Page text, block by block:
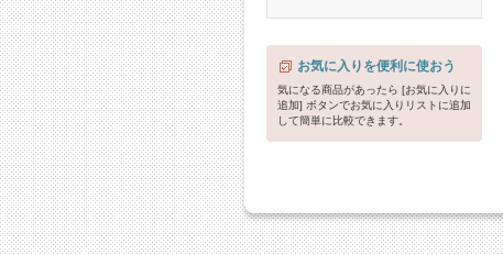
お気に入りを便利に使おう
気になる商品があったら [お気に入りに
追加] ボタンでお気に入りリストに追加
して簡単に比較できます。